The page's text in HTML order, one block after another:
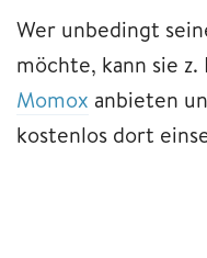
Wer unbedingt
möchte, kann sie
Momox anbieten
kostenlos dort